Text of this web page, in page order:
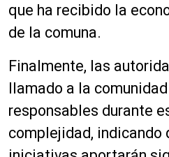
que ha recibido la
de la comuna.
Finalmente, las
llamado a la
responsables durante
complejidad, indicando